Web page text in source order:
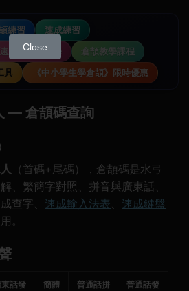
練習
速成練習
速成輸入法教學
倉頡教學課程
具 《中小學生學倉頡》限時優惠
— 倉頡碼查詢
（首碼+尾碼），倉頡碼是水弓
、繁簡字對照、拼音與廣東話、
查字、 速成輸入法表、 速成鍵盤
。
東話發
簡體
普通話拼
普通話發
Close